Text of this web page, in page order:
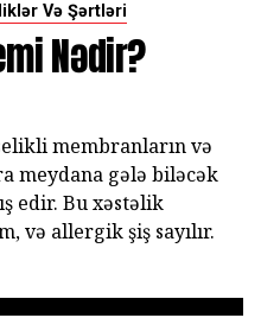
Və Şərtləri
Nədir?
membranların və
meydana gələ biləcək
edir. Bu xəstəlik
və allergik şiş sayılır.